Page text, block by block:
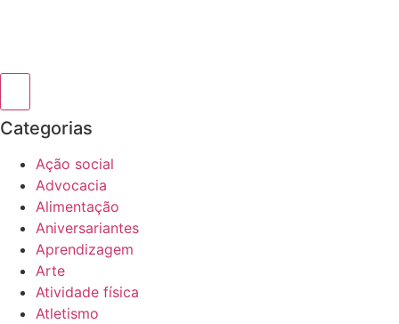
Categorias
Ação social
Advocacia
Alimentação
Aniversariantes
Aprendizagem
Arte
Atividade física
Atletismo